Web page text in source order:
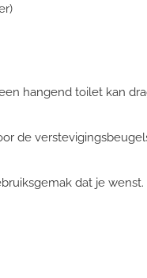
hangend toilet kan
de
dat je wenst.